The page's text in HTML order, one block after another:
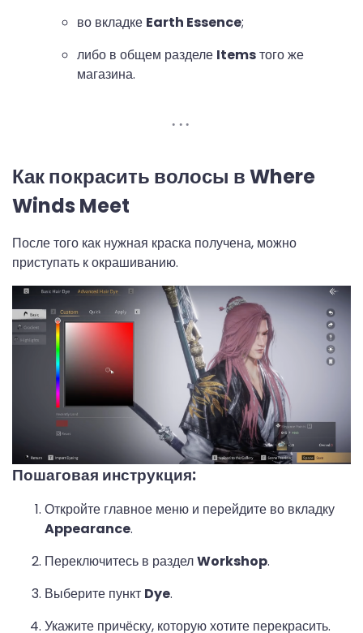
во вкладке Earth Essence;
либо в общем разделе Itemsтого же
магазина.
Как покрасить волосы в Where
Winds Meet
После того как нужная краска получена, можно
приступать к окрашиванию.
Пошаговая инструкция:
Откройте главное меню и перейдите во вкладку
Appearance.
Переключитесь в разделWorkshop.
Выберите пункт Dye.
Укажите причёску, которую хотите перекрасить.